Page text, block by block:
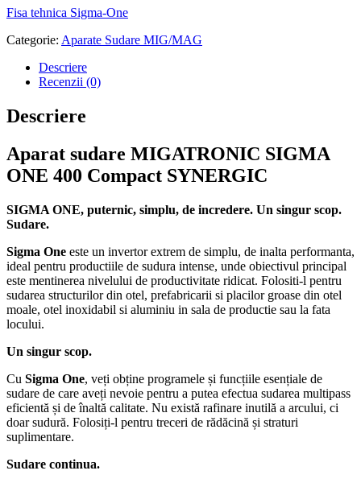
Fisa tehnica Sigma-One
Categorie: Aparate Sudare MIG/MAG
Descriere
Recenzii (0)
Descriere
Aparat sudare MIGATRONIC SIGMA
ONE 400 Compact SYNERGIC
SIGMA ONE, puternic, simplu, de incredere. Un singur scop.
Sudare.
Sigma One este un invertor extrem de simplu, de inalta performanta,
ideal pentru productiile de sudura intense, unde obiectivul principal
este mentinerea nivelului de productivitate ridicat. Folositi-l pentru
sudarea structurilor din otel, prefabricarii si placilor groase din otel
moale, otel inoxidabil si aluminiu in sala de productie sau la fata
locului.
Un singur scop.
Cu Sigma One, veți obține programele și funcțiile esențiale de
sudare de care aveți nevoie pentru a putea efectua sudarea multipass
eficientă și de înaltă calitate. Nu există rafinare inutilă a arcului, ci
doar sudură. Folosiți-l pentru treceri de rădăcină și straturi
suplimentare.
Sudare continua.